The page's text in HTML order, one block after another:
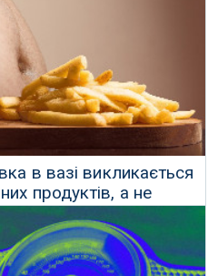
в вазі викликається
продуктів, а не
2021 р.